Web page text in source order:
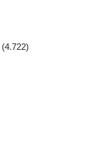
(4.722)